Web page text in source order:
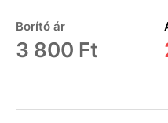
Borító ár
3 800 Ft